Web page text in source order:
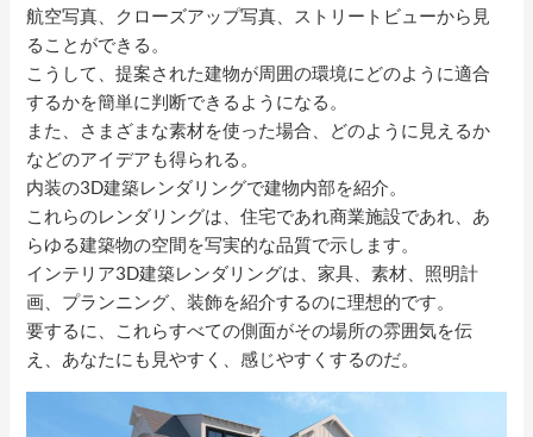
航空写真、クローズアップ写真、ストリートビューから見
ることができる。
こうして、提案された建物が周囲の環境にどのように適合
するかを簡単に判断できるようになる。
また、さまざまな素材を使った場合、どのように見えるか
などのアイデアも得られる。
内装の3D建築レンダリングで建物内部を紹介。
これらのレンダリングは、住宅であれ商業施設であれ、あ
らゆる建築物の空間を写実的な品質で示します。
インテリア3D建築レンダリングは、家具、素材、照明計
画、プランニング、装飾を紹介するのに理想的です。
要するに、これらすべての側面がその場所の雰囲気を伝
え、あなたにも見やすく、感じやすくするのだ。